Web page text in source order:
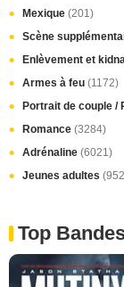
Mexique (201)
Scène
Enlèvement et
Armes à feu (1172)
Portrait de couple /
Romance (3284)
Adrénaline (6021)
Jeunes adultes
Top